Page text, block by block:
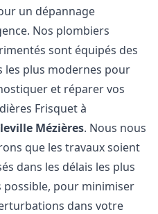
un dépannage
Nos plombiers
sont équipés des
les plus modernes pour
et réparer vos
Frisquet à
Mézières. Nous nous
que les travaux soient
dans les délais les plus
possible, pour minimiser
dans votre